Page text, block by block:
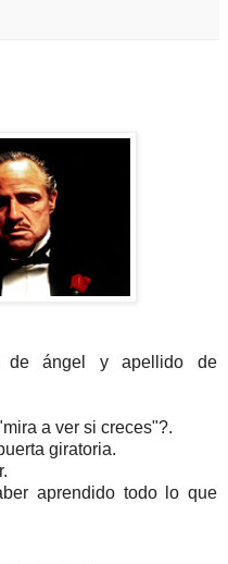
de ángel y apellido de
a ver si creces"?.
giratoria.
aprendido todo lo que